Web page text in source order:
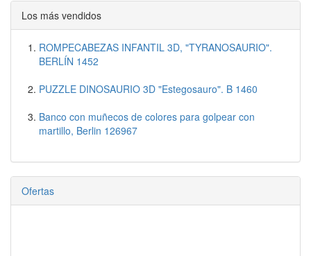
Los más vendidos
ROMPECABEZAS INFANTIL 3D, "TYRANOSAURIO".
BERLÍN 1452
PUZZLE DINOSAURIO 3D "Estegosauro". B 1460
Banco con muñecos de colores para golpear con
martillo, Berlin 126967
Ofertas